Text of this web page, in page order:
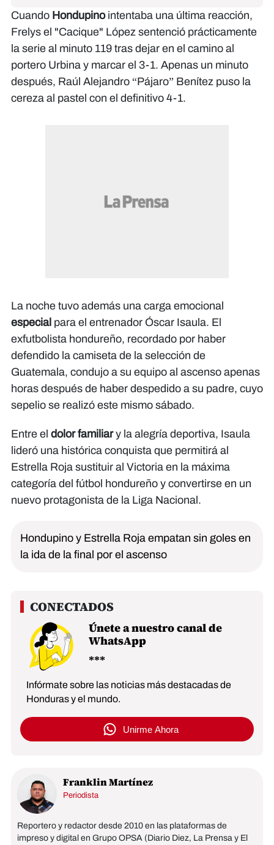
Cuando Hondupino intentaba una última reacción,
Frelys el "Cacique" López sentenció prácticamente
la serie al minuto 119 tras dejar en el camino al
portero Urbina y marcar el 3-1. Apenas un minuto
después, Raúl Alejandro “Pájaro” Benítez puso la
cereza al pastel con el definitivo 4-1.
La noche tuvo además una carga emocional
especial para el entrenador Óscar Isaula. El
exfutbolista hondureño, recordado por haber
defendido la camiseta de la selección de
Guatemala, condujo a su equipo al ascenso apenas
horas después de haber despedido a su padre, cuyo
sepelio se realizó este mismo sábado.
Entre el dolor familiary la alegría deportiva, Isaula
lideró una histórica conquista que permitirá al
Estrella Roja sustituir al Victoria en la máxima
categoría del fútbol hondureño y convertirse en un
nuevo protagonista de la Liga Nacional.
Hondupino y Estrella Roja empatan sin goles en
la ida de la final por el ascenso
Únete a nuestro canal de
WhatsApp
Infórmate sobre las noticias más destacadas de
Honduras y el mundo.
Unirme Ahora
Franklin Martínez
Periodista
Reportero y redactor desde 2010 en las plataformas de
impreso y digital en Grupo OPSA (Diario Diez, La Prensa y El